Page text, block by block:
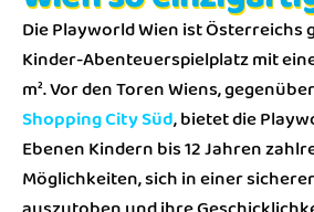
Die Playworld Wien ist
Kinder-Abenteuerspielplatz mit
m². Vor den Toren Wiens,
Shopping City Süd, bietet die
Ebenen Kindern bis 12 Jahren
Möglichkeiten, sich in einer